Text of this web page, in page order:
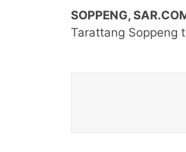
SOPPENG,
Tarattang Soppeng